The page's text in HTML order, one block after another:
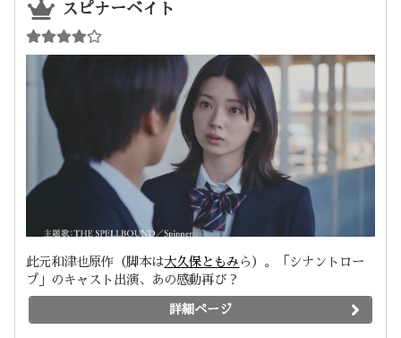
スピナーベイト
此元和津也原作（脚本は大久保ともみ ら）。「シナントロー
プ」のキャスト出演、あの感動再び？
詳細ページ